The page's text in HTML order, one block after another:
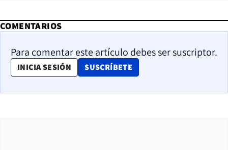
COMENTARIOS
Para comentar este artículo debes ser suscriptor.
INICIA SESIÓN SUSCRÍBETE
OPENS IN NEW WINDOW